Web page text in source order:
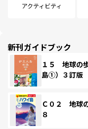
アクティビティ
新刊ガイドブック
１５ 地球の
島①）３訂版
Ｃ０２ 地球
８